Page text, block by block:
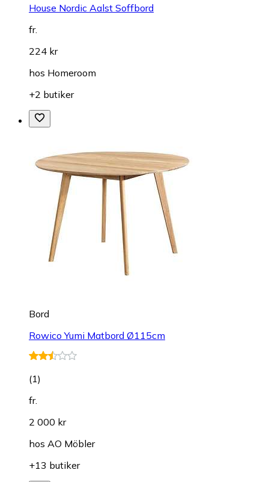
House Nordic Aalst Soffbord
fr.
224 kr
hos Homeroom
+2 butiker
Bord
Rowico Yumi Matbord Ø115cm
(1)
fr.
2 000 kr
hos AO Möbler
+13 butiker